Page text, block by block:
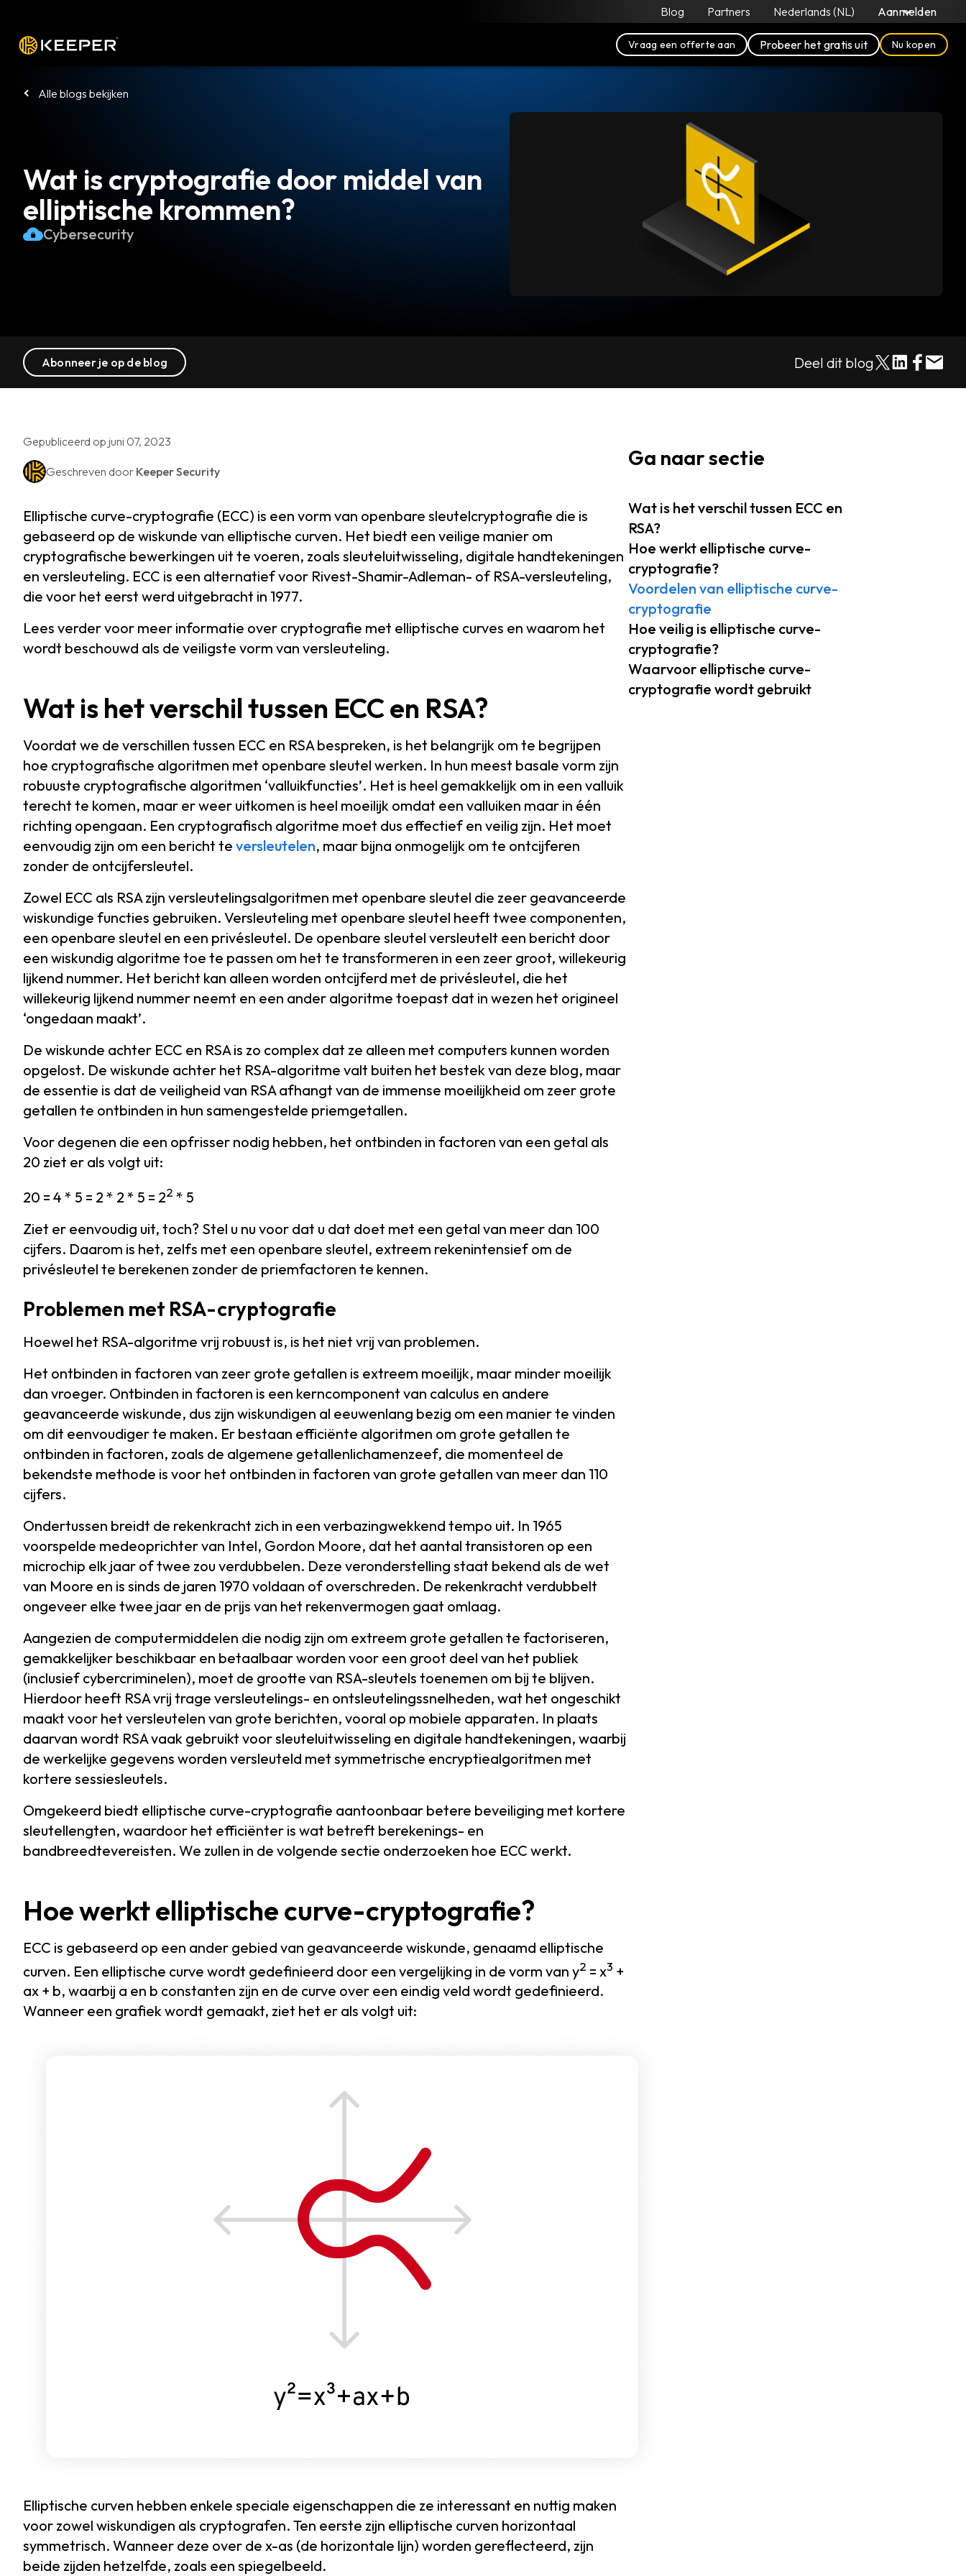
Blog Partners Nederlands (NL) Aanmelden
Vraag een offerte aan Probeer het gratis uit Nu kopen
Alle blogs bekijken
Wat is cryptografie door middel van
elliptische krommen?
Cybersecurity
Abonneer je op de blog Deel dit blog
Gepubliceerd op juni 07, 2023
Geschreven door Keeper Security
Elliptische curve-cryptografie (ECC) is een vorm van openbare sleutelcryptografie die is
gebaseerd op de wiskunde van elliptische curven. Het biedt een veilige manier om
cryptografische bewerkingen uit te voeren, zoals sleuteluitwisseling, digitale handtekeningen
en versleuteling. ECC is een alternatief voor Rivest-Shamir-Adleman- of RSA-versleuteling,
die voor het eerst werd uitgebracht in 1977.
Lees verder voor meer informatie over cryptografie met elliptische curves en waarom het
wordt beschouwd als de veiligste vorm van versleuteling.
Wat is het verschil tussen ECC en RSA?
Voordat we de verschillen tussen ECC en RSA bespreken, is het belangrijk om te begrijpen
hoe cryptografische algoritmen met openbare sleutel werken. In hun meest basale vorm zijn
robuuste cryptografische algoritmen ‘valluikfuncties’. Het is heel gemakkelijk om in een valluik
terecht te komen, maar er weer uitkomen is heel moeilijk omdat een valluiken maar in één
richting opengaan. Een cryptografisch algoritme moet dus effectief en veilig zijn. Het moet
eenvoudig zijn om een bericht te versleutelen, maar bijna onmogelijk om te ontcijferen
zonder de ontcijfersleutel.
Zowel ECC als RSA zijn versleutelingsalgoritmen met openbare sleutel die zeer geavanceerde
wiskundige functies gebruiken. Versleuteling met openbare sleutel heeft twee componenten,
een openbare sleutel en een privésleutel. De openbare sleutel versleutelt een bericht door
een wiskundig algoritme toe te passen om het te transformeren in een zeer groot, willekeurig
lijkend nummer. Het bericht kan alleen worden ontcijferd met de privésleutel, die het
willekeurig lijkend nummer neemt en een ander algoritme toepast dat in wezen het origineel
‘ongedaan maakt’.
De wiskunde achter ECC en RSA is zo complex dat ze alleen met computers kunnen worden
opgelost. De wiskunde achter het RSA-algoritme valt buiten het bestek van deze blog, maar
de essentie is dat de veiligheid van RSA afhangt van de immense moeilijkheid om zeer grote
getallen te ontbinden in hun samengestelde priemgetallen.
Voor degenen die een opfrisser nodig hebben, het ontbinden in factoren van een getal als
20 ziet er als volgt uit:
20 = 4 * 5 = 2 * 2 * 5 = 22 * 5
Ziet er eenvoudig uit, toch? Stel u nu voor dat u dat doet met een getal van meer dan 100
cijfers. Daarom is het, zelfs met een openbare sleutel, extreem rekenintensief om de
privésleutel te berekenen zonder de priemfactoren te kennen.
Problemen met RSA-cryptografie
Hoewel het RSA-algoritme vrij robuust is, is het niet vrij van problemen.
Het ontbinden in factoren van zeer grote getallen is extreem moeilijk, maar minder moeilijk
dan vroeger. Ontbinden in factoren is een kerncomponent van calculus en andere
geavanceerde wiskunde, dus zijn wiskundigen al eeuwenlang bezig om een manier te vinden
om dit eenvoudiger te maken. Er bestaan efficiënte algoritmen om grote getallen te
ontbinden in factoren, zoals de algemene getallenlichamenzeef, die momenteel de
bekendste methode is voor het ontbinden in factoren van grote getallen van meer dan 110
cijfers.
Ondertussen breidt de rekenkracht zich in een verbazingwekkend tempo uit. In 1965
voorspelde medeoprichter van Intel, Gordon Moore, dat het aantal transistoren op een
microchip elk jaar of twee zou verdubbelen. Deze veronderstelling staat bekend als de wet
van Moore en is sinds de jaren 1970 voldaan of overschreden. De rekenkracht verdubbelt
ongeveer elke twee jaar en de prijs van het rekenvermogen gaat omlaag.
Aangezien de computermiddelen die nodig zijn om extreem grote getallen te factoriseren,
gemakkelijker beschikbaar en betaalbaar worden voor een groot deel van het publiek
(inclusief cybercriminelen), moet de grootte van RSA-sleutels toenemen om bij te blijven.
Hierdoor heeft RSA vrij trage versleutelings- en ontsleutelingssnelheden, wat het ongeschikt
maakt voor het versleutelen van grote berichten, vooral op mobiele apparaten. In plaats
daarvan wordt RSA vaak gebruikt voor sleuteluitwisseling en digitale handtekeningen, waarbij
de werkelijke gegevens worden versleuteld met symmetrische encryptiealgoritmen met
kortere sessiesleutels.
Omgekeerd biedt elliptische curve-cryptografie aantoonbaar betere beveiliging met kortere
sleutellengten, waardoor het efficiënter is wat betreft berekenings- en
bandbreedtevereisten. We zullen in de volgende sectie onderzoeken hoe ECC werkt.
Hoe werkt elliptische curve-cryptografie?
ECC is gebaseerd op een ander gebied van geavanceerde wiskunde, genaamd elliptische
curven. Een elliptische curve wordt gedefinieerd door een vergelijking in de vorm van y2 = x3 +
ax + b, waarbij a en b constanten zijn en de curve over een eindig veld wordt gedefinieerd.
Wanneer een grafiek wordt gemaakt, ziet het er als volgt uit:
Elliptische curven hebben enkele speciale eigenschappen die ze interessant en nuttig maken
voor zowel wiskundigen als cryptografen. Ten eerste zijn elliptische curven horizontaal
symmetrisch. Wanneer deze over de x-as (de horizontale lijn) worden gereflecteerd, zijn
beide zijden hetzelfde, zoals een spiegelbeeld.
Ga naar sectie
Wat is het verschil tussen ECC en
RSA?
Hoe werkt elliptische curve-
cryptografie?
Voordelen van elliptische curve-
cryptografie
Hoe veilig is elliptische curve-
cryptografie?
Waarvoor elliptische curve-
cryptografie wordt gebruikt